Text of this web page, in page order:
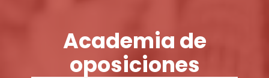
Academia de
oposiciones